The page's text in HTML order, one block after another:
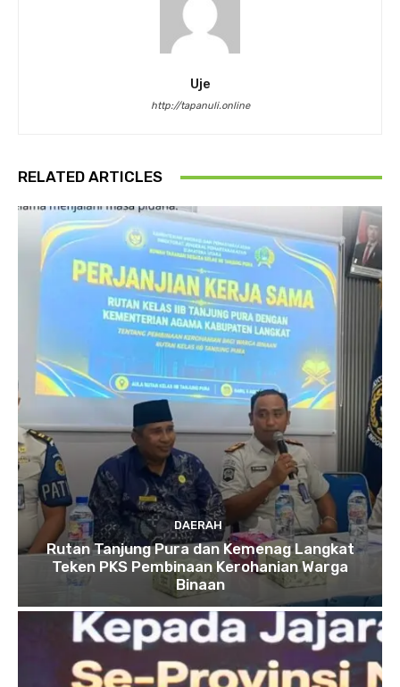
Uje
http://tapanuli.online
RELATED ARTICLES
DAERAH
Rutan Tanjung Pura dan Kemenag Langkat
Teken PKS Pembinaan Kerohanian Warga
Binaan